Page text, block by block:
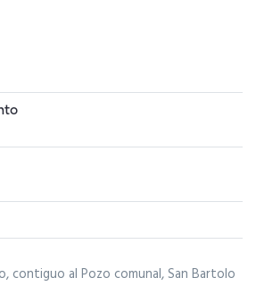
contiguo al Pozo comunal, San Bartolo